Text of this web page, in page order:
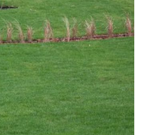
и
т
а
н
н
я